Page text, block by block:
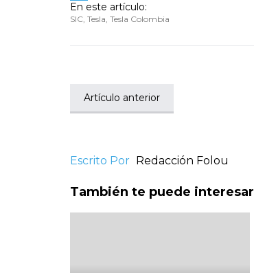
En este artículo:
SIC, Tesla, Tesla Colombia
Artículo anterior
Escrito Por Redacción Folou
También te puede interesar